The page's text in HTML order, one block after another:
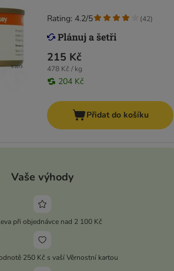
215 Kč
478 Kč / kg
204 Kč
Rating: 4.2/5 (42)
Přidat do košíku
Vaše výhody
při objednávce nad 2 100 Kč
250 Kč s vaší Věrnostní kartou